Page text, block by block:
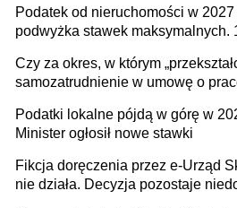
Podatek od nieruchomości w 2027
podwyżka stawek maksymalnych.
budynków i lokali związanych z
prowadzeniem działalności
Czy za okres, w którym
samozatrudnienie w umowę o
umowy cywilnoprawnej jedynym
racjonalnym wyjściem
Podatki lokalne pójdą w górę w
Minister ogłosił nowe stawki
Fikcja doręczenia przez e-Urząd
nie działa. Decyzja pozostaje